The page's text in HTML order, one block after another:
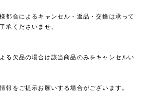
都合によるキャンセル・返品・交換は承って
承くださいませ。
る欠品の場合は該当商品のみをキャンセルい
報をご提示お願いする場合がございます。